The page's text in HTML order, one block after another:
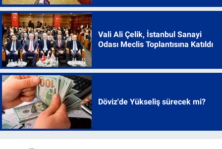
Vali Ali Çelik, İstanbul Sanayi
Odası Meclis Toplantısına Katıldı
Döviz'de Yükseliş sürecek mi?